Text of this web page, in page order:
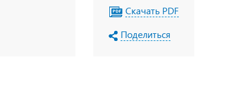
Скачать PDF
Поделиться